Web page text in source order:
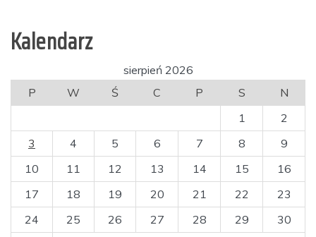
Kalendarz
sierpień 2026
P
W Ś C P S
N
1
2
3
4 5 6 7 8
9
10
11 12 13 14 15
16
17
18 19 20 21 22
23
24
25 26 27 28 29
30